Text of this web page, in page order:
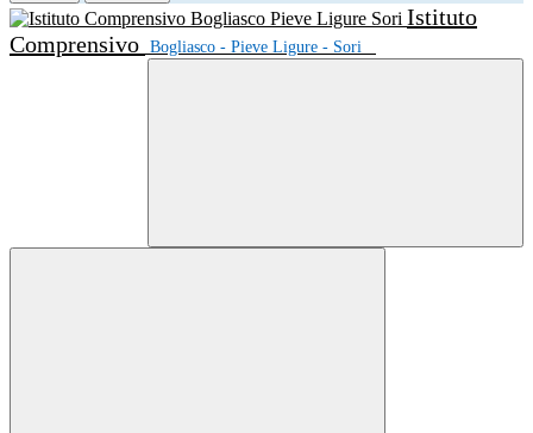
Istituto
Comprensivo Bogliasco - Pieve Ligure - Sori